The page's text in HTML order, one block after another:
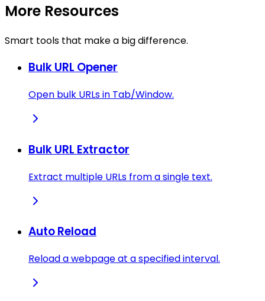
More Resources
Smart tools that make a big difference.
Bulk URL Opener
Open bulk URLs in Tab/Window.
Bulk URL Extractor
Extract multiple URLs from a single text.
Auto Reload
Reload a webpage at a specified interval.